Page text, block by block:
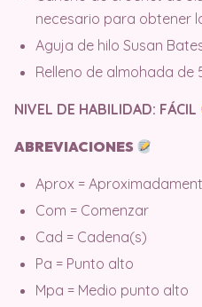
necesario para obtener
Aguja de hilo Susan
Relleno de almohada de
NIVEL DE HABILIDAD: FÁCIL
ABREVIACIONES
Aprox =
Com = Comenzar
Cad = Cadena(s)
Pa = Punto alto
Mpa = Medio punto alto